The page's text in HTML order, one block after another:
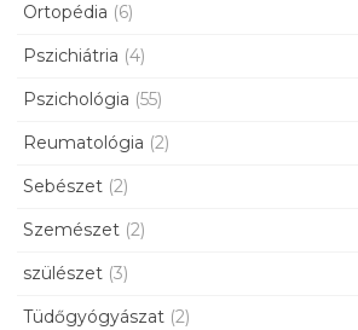
Ortopédia (6)
Pszichiátria (4)
Pszichológia (55)
Reumatológia (2)
Sebészet (2)
Szemészet (2)
szülészet (3)
Tüdőgyógyászat (2)